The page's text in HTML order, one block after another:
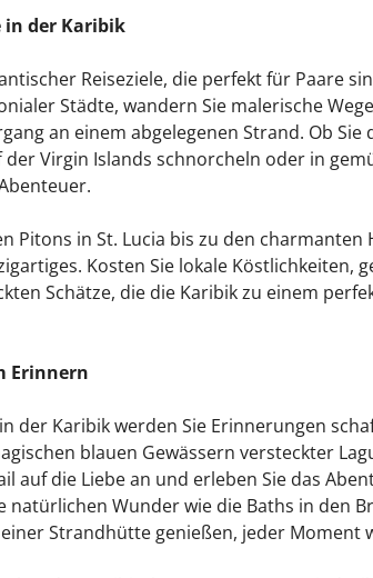
in der Karibik
Reiseziele, die perfekt für Paare
Städte, wandern Sie malerische
an einem abgelegenen Strand. Ob
Virgin Islands schnorcheln oder in
Pitons in St. Lucia bis zu den
Kosten Sie lokale Köstlichkeiten,
Schätze, die die Karibik zu einem
Erinnern
der Karibik werden Sie Erinnerungen
blauen Gewässern versteckter
auf die Liebe an und erleben Sie das
natürlichen Wunder wie die Baths in den
Strandhütte genießen, jeder Moment